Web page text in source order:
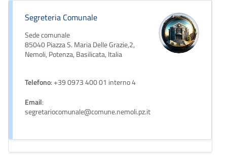
Segreteria Comunale
Sede comunale
85040 Piazza S. Maria Delle Grazie,2,
Nemoli, Potenza, Basilicata, Italia
Telefono: +39 0973 400 01 interno 4
Email:
segretariocomunale@comune.nemoli.pz.it